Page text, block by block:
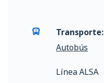
Transporte:
Autobús
Línea ALSA